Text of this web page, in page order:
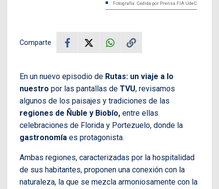
Fotografía: Cedida por Prensa FIA UdeC
Comparte
En un nuevo episodio de Rutas: un viaje a lo
nuestro por las pantallas de TVU, revisamos
algunos de los paisajes y tradiciones de las
regiones de Ñuble y Biobío, entre ellas
celebraciones de Florida y Portezuelo, donde la
gastronomía es protagonista.
Ambas regiones, caracterizadas por la hospitalidad
de sus habitantes, proponen una conexión con la
naturaleza, la que se mezcla armoniosamente con la